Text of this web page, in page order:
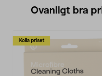
Ovanligt bra
Kolla priset